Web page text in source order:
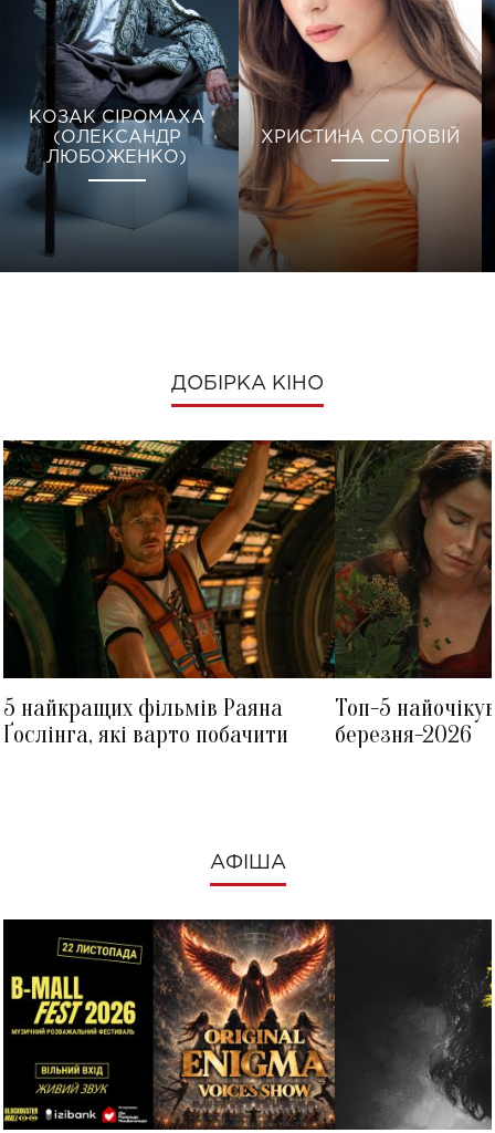
КОЗАК СІРОМАХА
(ОЛЕКСАНДР
ЛЮБОЖЕНКО)
ХРИСТИНА СОЛОВІЙ
ДОБІРКА КІНО
5 найкращих фільмів Раяна
Ґослінга, які варто побачити
Топ-5
березня-2026
АФІША